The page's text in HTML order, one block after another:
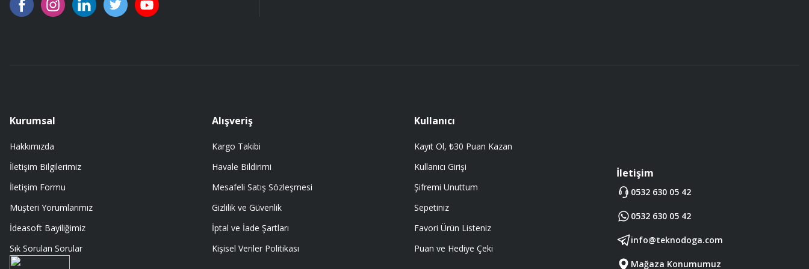
A... Ç... | 11/07/2026
A... Ç... | 11/07/2026
Memnumum
K... N... | 09/07/2026
GAYET GÜZEL VE ÖZENLİ PAKETLENMİŞTİ
Kurumsal
Hakkımızda
İletişim Bilgilerimiz
İletişim Formu
Müşteri Yorumlarımız
İdeasoft Bayiliğimiz
Sık Sorulan Sorular
Alışveriş
Kargo Takibi
Havale Bildirimi
Mesafeli Satış Sözleşmesi
Gizlilik ve Güvenlik
İptal ve İade Şartları
Kişisel Veriler Politikası
Kullanıcı
Kayıt Ol, ₺30 Puan Kazan
Kullanıcı Girişi
Şifremi Unuttum
Sepetiniz
Favori Ürün Listeniz
Puan ve Hediye Çeki
İletişim
0532 630 05 42
0532 630 05 42
info@teknodoga.com
Mağaza Konumumuz